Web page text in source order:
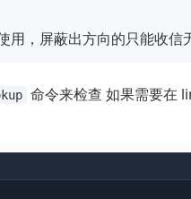
用，屏蔽出方向的只能收信
命令来检查 如果需要在